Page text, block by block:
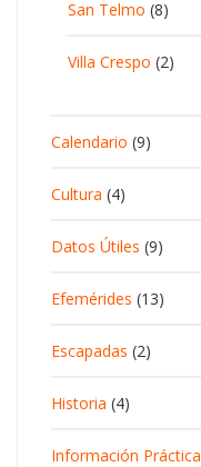
San Telmo (8)
Villa Crespo (2)
Calendario (9)
Cultura (4)
Datos Útiles (9)
Efemérides (13)
Escapadas (2)
Historia (4)
Información Práctica